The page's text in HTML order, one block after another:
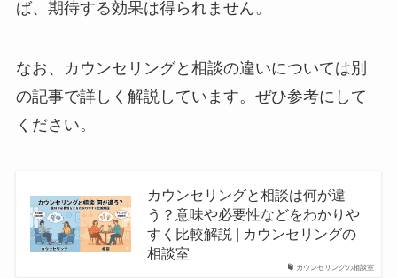
ば、期待する効果は得られません。
なお、カウンセリングと相談の違いについては別
の記事で詳しく解説しています。ぜひ参考にして
ください。
カウンセリングの相談室
カウンセリングと相談は何が違
う？意味や必要性などをわかりや
すく比較解説 | カウンセリングの
相談室